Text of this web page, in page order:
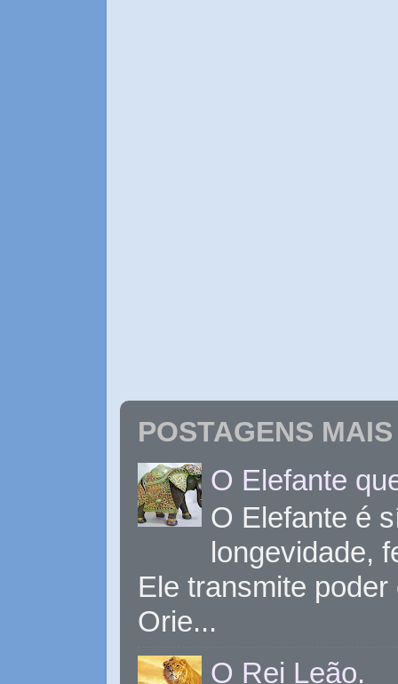
POSTAGENS
O Elefante
O Elefante é
longevidade,
Ele transmite
Orie...
O Rei Leão.